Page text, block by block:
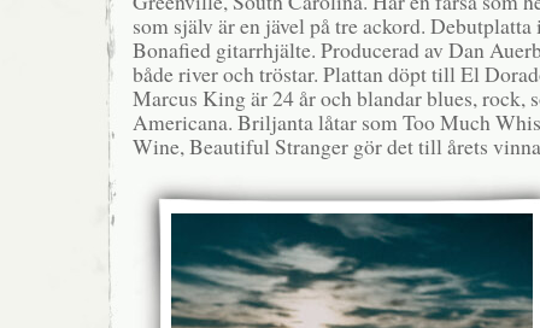
som själv är en jävel på tre ackord. Debutplatta
Bonafied gitarrhjälte. Producerad av Dan
både river och tröstar. Plattan döpt till El
Marcus King är 24 år och blandar blues, rock,
Americana. Briljanta låtar som Too Much
Wine, Beautiful Stranger gör det till årets